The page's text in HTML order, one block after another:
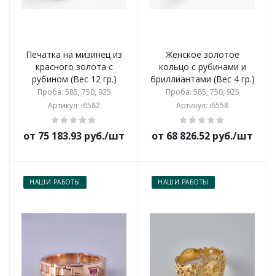
Печатка на мизинец из
красного золота с
рубином (Вес 12 гр.)
Проба: 585, 750, 925
Артикул: i6582
от 75 183.93 руб./шт
Женское золотое
кольцо с рубинами и
бриллиантами (Вес 4 гр.)
Проба: 585, 750, 925
Артикул: i6558
от 68 826.52 руб./шт
НАШИ РАБОТЫ НАШИ РАБОТЫ